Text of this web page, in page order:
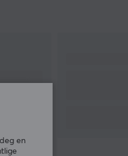
en